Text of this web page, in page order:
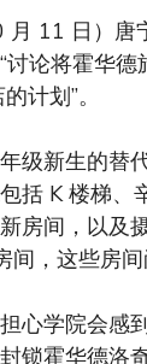
11 日）唐
讨论将霍华德
计划”。
级新生的替
括 K 楼梯、
房间，以及
，这些房间
心学院会感
锁霍华德洛奇